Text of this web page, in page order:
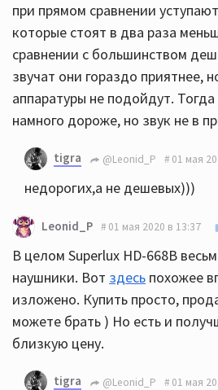
при прямом сравнении
которые стоят в два раза
сравнении с большинством
звучат они гораздо приятнее,
аппаратуры не подойдут. Тогда
намного дороже, но звук не в
tigra @Leonid_P 01 мая
недорогих,а не дешевых)))
Leonid_P 01 мая 2020 в 13:37
В целом Superlux HD-668B
наушники. Вот здесь похожее
изложено. Купить просто,
можете брать ) Но есть и
близкую цену.
tigra @Leonid_P 01 мая